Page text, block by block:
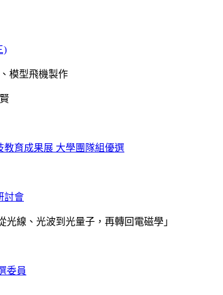
)
模型飛機製作
教育成果展 大學團隊組優選
討會
光線、光波到光量子，再轉回電磁學」
委員